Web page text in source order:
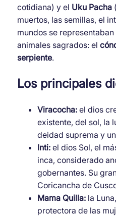
cotidiana) y el Uku Pacha
muertos, las semillas, el
mundos se
animales sagrados: el
serpiente.
Los principales
Viracocha:el dios
existente, del sol, la
deidad suprema y
Inti:el dios Sol, el
inca, considerado
gobernantes. Su
Coricancha de
Mama Quilla:la
protectora de las